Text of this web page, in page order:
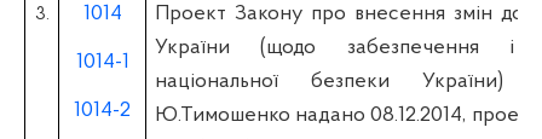
3. 1014
1014-1
1014-2
Проект Закону про внесення змін до
України (щодо забезпечення і
національної безпеки України)
Ю.Тимошенко надано 08.12.2014, проект